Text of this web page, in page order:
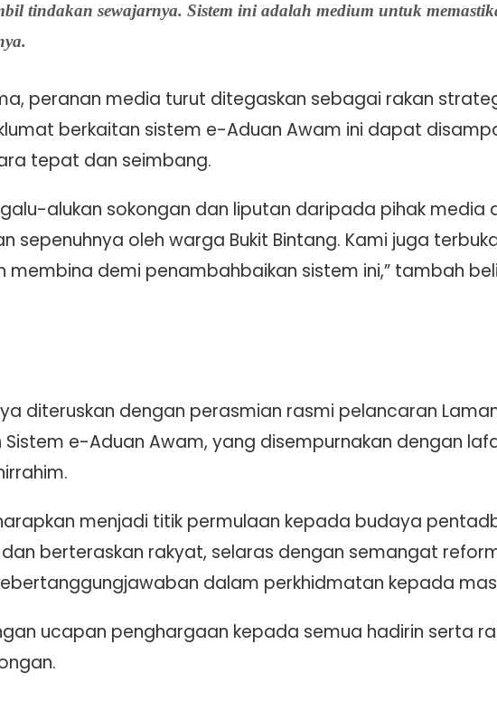
tindakan sewajarnya. Sistem ini adalah medium untuk
peranan media turut ditegaskan sebagai rakan
berkaitan sistem e-Aduan Awam ini dapat
tepat dan seimbang.
alukan sokongan dan liputan daripada pihak media
sepenuhnya oleh warga Bukit Bintang. Kami juga
membina demi penambahbaikan sistem ini,” tambah
diteruskan dengan perasmian rasmi pelancaran Laman
Sistem e-Aduan Awam, yang disempurnakan dengan
menjadi titik permulaan kepada budaya
dan berteraskan rakyat, selaras dengan semangat
dalam perkhidmatan kepada
ucapan penghargaan kepada semua hadirin serta